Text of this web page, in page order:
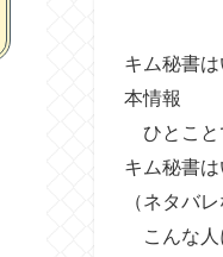
キム秘書
本情報
ひとこ
キム秘書
（ネタバレ
こんな